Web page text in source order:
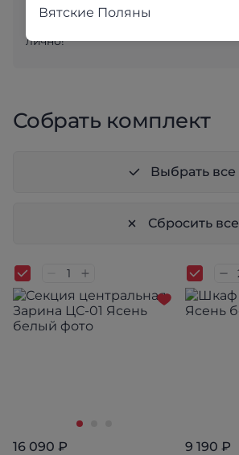
лично!
Собрать комплект
Выбрать все
Сбросить все
16 090 ₽ 9 190 ₽
Вятские Поляны